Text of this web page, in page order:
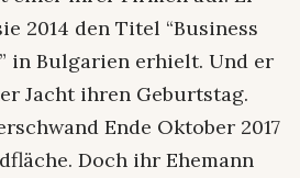
2014 den Titel “Business
in Bulgarien erhielt. Und er
Jacht ihren Geburtstag.
Ende Oktober 2017
Doch ihr Ehemann